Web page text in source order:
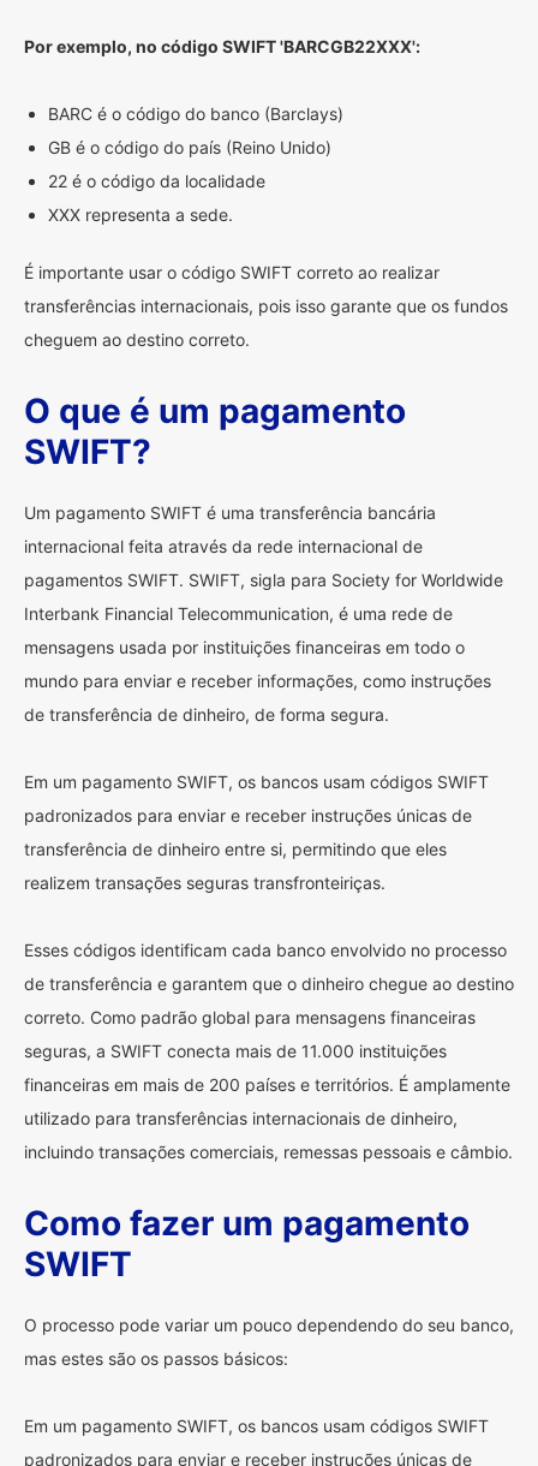
Por exemplo, no código SWIFT 'BARCGB22XXX':
BARC é o código do banco (Barclays)
GB é o código do país (Reino Unido)
22 é o código da localidade
XXX representa a sede.
É importante usar o código SWIFT correto ao realizar
transferências internacionais, pois isso garante que os fundos
cheguem ao destino correto.
O que é um pagamento
SWIFT?
Um pagamento SWIFT é uma transferência bancária
internacional feita através da rede internacional de
pagamentos SWIFT. SWIFT, sigla para Society for Worldwide
Interbank Financial Telecommunication, é uma rede de
mensagens usada por instituições financeiras em todo o
mundo para enviar e receber informações, como instruções
de transferência de dinheiro, de forma segura.
Em um pagamento SWIFT, os bancos usam códigos SWIFT
padronizados para enviar e receber instruções únicas de
transferência de dinheiro entre si, permitindo que eles
realizem transações seguras transfronteiriças.
Esses códigos identificam cada banco envolvido no processo
de transferência e garantem que o dinheiro chegue ao destino
correto. Como padrão global para mensagens financeiras
seguras, a SWIFT conecta mais de 11.000 instituições
financeiras em mais de 200 países e territórios. É amplamente
utilizado para transferências internacionais de dinheiro,
incluindo transações comerciais, remessas pessoais e câmbio.
Como fazer um pagamento
SWIFT
O processo pode variar um pouco dependendo do seu banco,
mas estes são os passos básicos:
Em um pagamento SWIFT, os bancos usam códigos SWIFT
padronizados para enviar e receber instruções únicas de